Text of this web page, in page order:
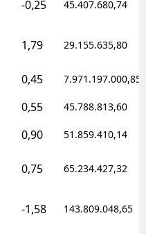
Kocaeli
Konya
Muğla
-0,25 45.407.680,74
1,79 29.155.635,80
0,45 7.971.197.000,85
0,55 45.788.813,60
0,90 51.859.410,14
0,75 65.234.427,32
-1,58 143.809.048,65